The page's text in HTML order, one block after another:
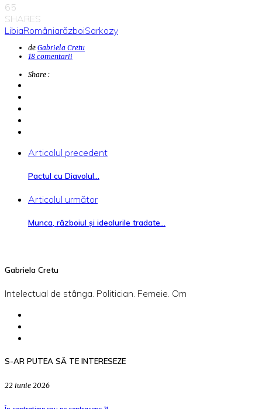
65
SHARES
LibiaRomâniarăzboiSarkozy
de Gabriela Cretu
18 comentarii
Share :
Articolul precedent
Pactul cu Diavolul…
Articolul următor
Munca, războiul și idealurile tradate…
Gabriela Cretu
Intelectual de stânga. Politician. Femeie. Om
S-AR PUTEA SĂ TE INTERESEZE
22 iunie 2026